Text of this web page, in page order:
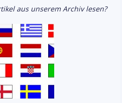
aus unserem Archiv lesen?